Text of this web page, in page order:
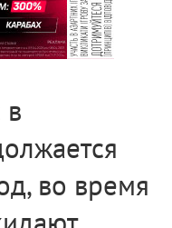
во время